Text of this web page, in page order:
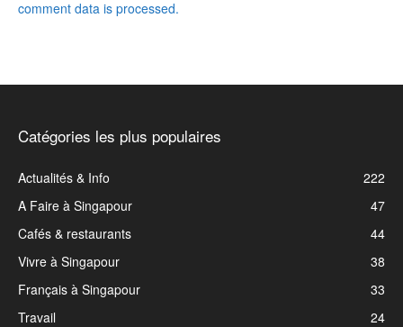
comment data is processed.
Catégories les plus populaires
Actualités & Info
222
A Faire à Singapour
47
Cafés & restaurants
44
Vivre à Singapour
38
Français à Singapour
33
Travail
24